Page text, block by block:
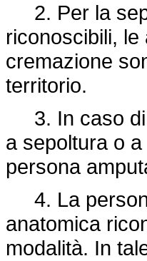
2. Per la
riconoscibili,
cremazione
territorio.
3. In caso di
a sepoltura o
persona
4. La
anatomica
modalità. In